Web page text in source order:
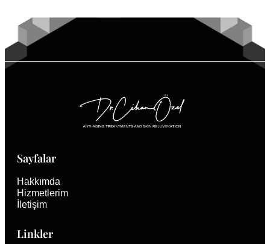
Sayfalar
Hakkımda
Hizmetlerim
İletişim
Linkler